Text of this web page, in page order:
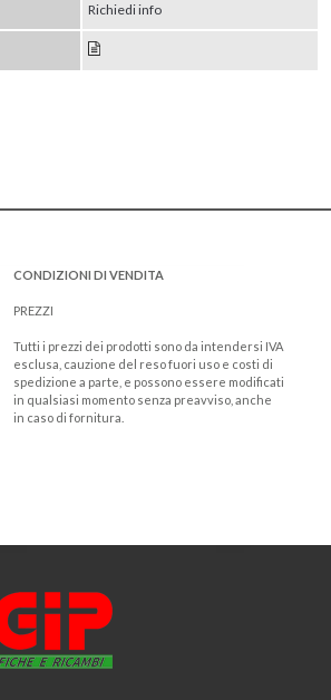
Richiedi info
CONDIZIONI DI VENDITA
PREZZI
Tutti i prezzi dei prodotti sono da intendersi IVA
esclusa, cauzione del reso fuori uso e costi di
spedizione a parte, e possono essere modificati
in qualsiasi momento senza preavviso, anche
in caso di fornitura.